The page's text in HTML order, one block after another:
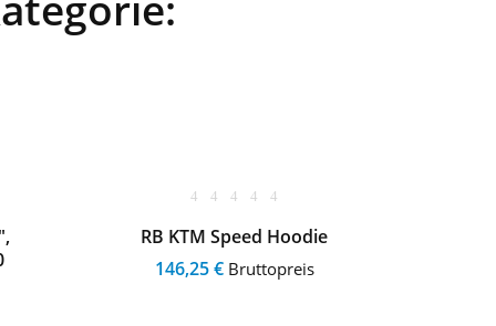
RB KTM Speed Hoodie
146,25 €Bruttopreis